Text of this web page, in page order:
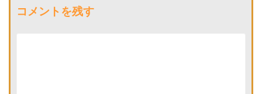
コメントを残す